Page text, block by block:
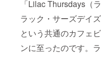
「Lilac Thursdays（
ラック・サーズデイズ
という共通のカフェ
ンに至ったのです。